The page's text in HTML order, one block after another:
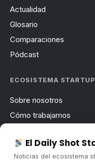
Actualidad
Glosario
Comparaciones
Pódcast
ECOSISTEMA STARTUP
Sobre nosotros
Cómo trabajamos
Contacto
El Daily Shot
Noticias del ecosistema